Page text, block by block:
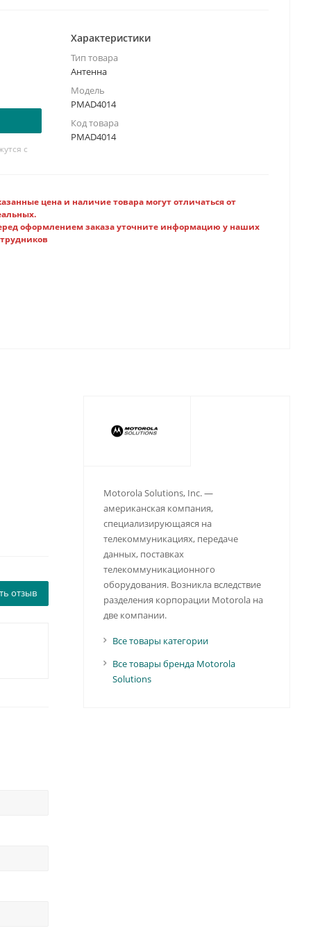
с
Характеристики
Тип товара
Антенна
Модель
PMAD4014
Код товара
PMAD4014
цена и наличие товара могут отличаться от
оформлением заказа уточните информацию у наших
отзыв
Motorola Solutions, Inc. —
американская компания,
специализирующаяся на
телекоммуникациях, передаче
данных, поставках
телекоммуникационного
оборудования. Возникла вследствие
разделения корпорации Motorola на
две компании.
Все товары категории
Все товары бренда Motorola
Solutions